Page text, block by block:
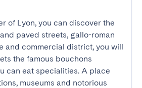
of Lyon, you can discover the
paved streets, gallo-roman
and commercial district, you will
the famous bouchons
can eat specialities. A place
museums and notorious